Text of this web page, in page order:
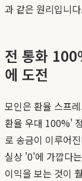
과 같은 원리입니
전 통화
에 도전
모인은 환율 스프
환율 우대 100%'
로 송금이 이루어
실상 '0'에 가깝다
이익을 보는 것이